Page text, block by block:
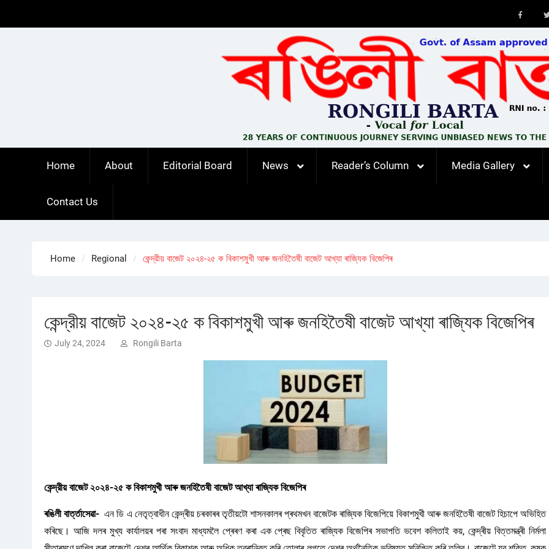
Home About Editorial Board News Reader’s Column Media Gallery
Contact Us
Home Regional কেন্দ্রীয় বাজেট ২০২৪-২৫ ক বিকাশমুখী আৰু জনহিতৈষী বাজেট আখ্যা ৰাজ্যিক বিজেপিৰ
কেন্দ্রীয় বাজেট ২০২৪-২৫ ক বিকাশমুখী আৰু জনহিতৈষী বাজেট আখ্যা ৰাজ্যিক বিজেপিৰ
July 24, 2024 Rongili Barta
কেন্দ্রীয় বাজেট ২০২৪-২৫ ক বিকাশমুখী আৰু জনহিতৈষী বাজেট আখ্যা ৰাজ্যিক বিজেপিৰ
ৰঙিলী বাৰ্ত্তাসেৱা- এন ডি এ নেতৃত্বাধীন কেন্দ্ৰীয় চৰকাৰৰ তৃতীয়টো শাসনকালৰ প্ৰথমখন বাজেটক ৰাজ্যিক বিজেপিয়ে বিকাশমুখী আৰু জনহিতৈষী বাজেট হিচাপে অভিহিত
কৰিছে। আজি দলৰ মুখ্য কাৰ্যালয়ৰ পৰা সংবাদ মাধ্যমলৈ প্ৰেৰণ কৰা এক প্ৰেছ বিবৃতিত ৰাজ্যিক বিজেপিৰ সভাপতি ভবেশ কলিতাই কয়, কেন্দ্ৰীয় বিত্তমন্ত্ৰী নিৰ্মলা